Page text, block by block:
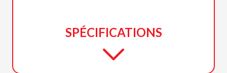
SPÉCIFICATIONS